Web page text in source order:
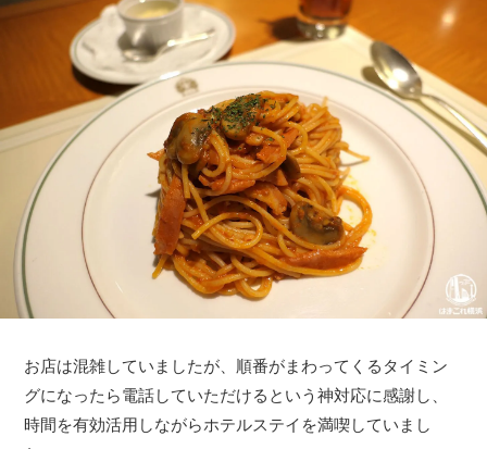
お店は混雑していましたが、順番がまわってくるタイミン
グになったら電話していただけるという神対応に感謝し、
時間を有効活用しながらホテルステイを満喫していまし